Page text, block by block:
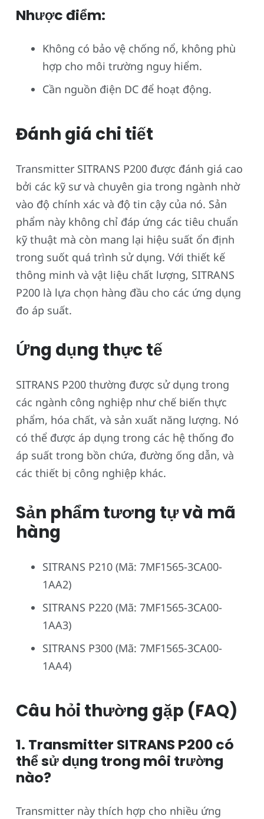
Nhược điểm:
Không có bảo vệ chống nổ, không phù
hợp cho môi trường nguy hiểm.
Cần nguồn điện DC để hoạt động.
Đánh giá chi tiết
Transmitter SITRANS P200 được đánh giá cao
bởi các kỹ sư và chuyên gia trong ngành nhờ
vào độ chính xác và độ tin cậy của nó. Sản
phẩm này không chỉ đáp ứng các tiêu chuẩn
kỹ thuật mà còn mang lại hiệu suất ổn định
trong suốt quá trình sử dụng. Với thiết kế
thông minh và vật liệu chất lượng, SITRANS
P200 là lựa chọn hàng đầu cho các ứng dụng
đo áp suất.
Ứng dụng thực tế
SITRANS P200 thường được sử dụng trong
các ngành công nghiệp như chế biến thực
phẩm, hóa chất, và sản xuất năng lượng. Nó
có thể được áp dụng trong các hệ thống đo
áp suất trong bồn chứa, đường ống dẫn, và
các thiết bị công nghiệp khác.
Sản phẩm tương tự và mã
hàng
SITRANS P210 (Mã: 7MF1565-3CA00-
1AA2)
SITRANS P220 (Mã: 7MF1565-3CA00-
1AA3)
SITRANS P300 (Mã: 7MF1565-3CA00-
1AA4)
Câu hỏi thường gặp (FAQ)
1. Transmitter SITRANS P200 có
thể sử dụng trong môi trường
nào?
Transmitter này thích hợp cho nhiều ứng